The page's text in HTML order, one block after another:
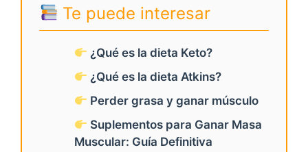
Te puede interesar
¿Qué es la dieta Keto?
¿Qué es la dieta Atkins?
Perder grasa y ganar músculo
Suplementos para Ganar Masa
Muscular: Guía Definitiva